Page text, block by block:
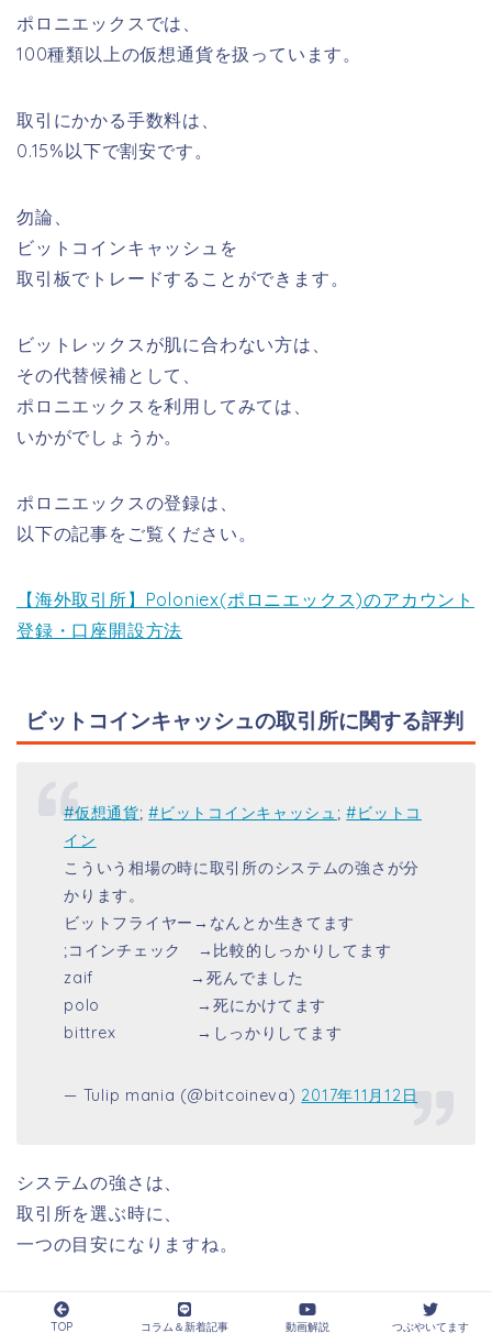
ポロニエックスでは、
100種類以上の仮想通貨を扱っています。
取引にかかる手数料は、
0.15%以下で割安です。
勿論、
ビットコインキャッシュを
取引板でトレードすることができます。
ビットレックスが肌に合わない方は、
その代替候補として、
ポロニエックスを利用してみては、
いかがでしょうか。
ポロニエックスの登録は、
以下の記事をご覧ください。
【海外取引所】Poloniex(ポロニエックス)のアカウント
登録・口座開設方法
ビットコインキャッシュの取引所に関する評判
#仮想通貨;#ビットコインキャッシュ ;#ビットコ
イン
こういう相場の時に取引所のシステムの強さが分
かります。
ビットフライヤー→なんとか生きてます
;コインチェック →比較的しっかりしてます
zaif →死んでました
polo →死にかけてます
bittrex →しっかりしてます
— Tulip mania (@bitcoineva) 2017年11月12日
システムの強さは、
取引所を選ぶ時に、
一つの目安になりますね。
このツイートによれば、
TOP コラム＆新着記事 動画解説 つぶやいてます